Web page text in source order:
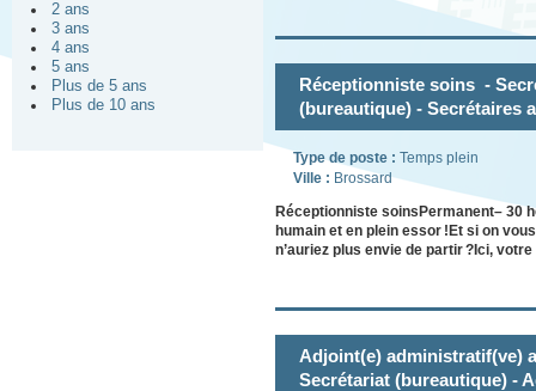
2 ans
3 ans
4 ans
5 ans
Plus de 5 ans
Plus de 10 ans
Réceptionniste soins -
(bureautique) - Secrétaires
Type de poste : Temps plein
Ville : Brossard
Réceptionniste soinsPermanent– 30
humain et en plein essor !Et si on
n’auriez plus envie de partir ?Ici,
Adjoint(e) administratif(ve)
Secrétariat (bureautique) -